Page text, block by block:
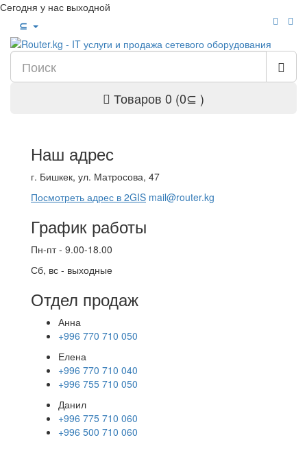
Сегодня у нас выходной
⊆
Товаров 0 (0⊆ )
Наш адрес
г. Бишкек, ул. Матросова, 47
Посмотреть адрес в 2GIS mail@router.kg
График работы
Пн-пт - 9.00-18.00
Сб, вс - выходные
Отдел продаж
Анна
+996 770 710 050
Елена
+996 770 710 040
+996 755 710 050
Данил
+996 775 710 060
+996 500 710 060